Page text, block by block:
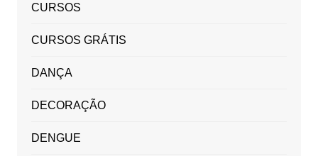
CURSOS
CURSOS GRÁTIS
DANÇA
DECORAÇÃO
DENGUE